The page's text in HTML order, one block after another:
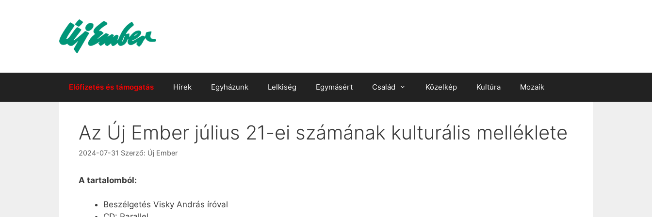
Előfizetés és támogatás Hírek Egyházunk Lelkiség Egymásért Család Közelkép Kultúra Mozaik
Az Új Ember július 21-ei számának kulturális melléklete
2024-07-31 Szerző: Új Ember
A tartalomból:
Beszélgetés Visky András íróval